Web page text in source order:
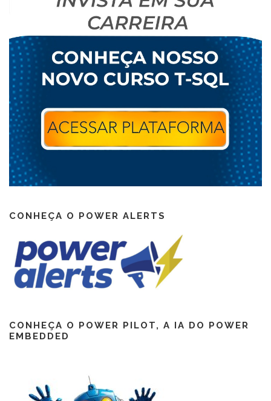
CONHEÇA O POWER ALERTS
CONHEÇA O POWER PILOT, A IA DO POWER
EMBEDDED